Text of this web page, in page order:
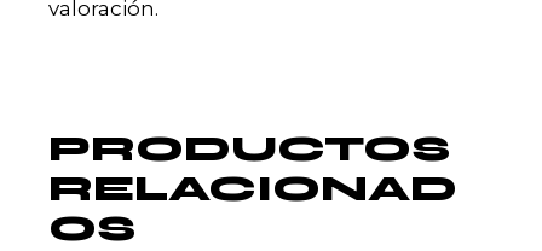
valoración.
PRODUCTOS
RELACIONAD
OS